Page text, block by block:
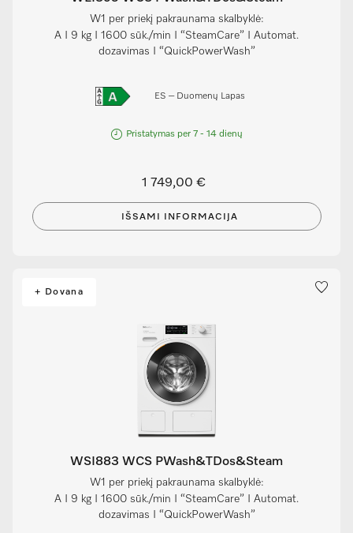
W1 per priekį pakraunama skalbyklė:
A I 9 kg I 1600 sūk./min I “SteamCare” I Automat.
dozavimas I “QuickPowerWash”
ES – Duomenų Lapas
Pristatymas per 7 - 14 dienų
1 749,00 €
IŠSAMI INFORMACIJA
+ Dovana
WSI883 WCS PWash&TDos&Steam
W1 per priekį pakraunama skalbyklė:
A I 9 kg I 1600 sūk./min I “SteamCare” I Automat.
dozavimas I “QuickPowerWash”